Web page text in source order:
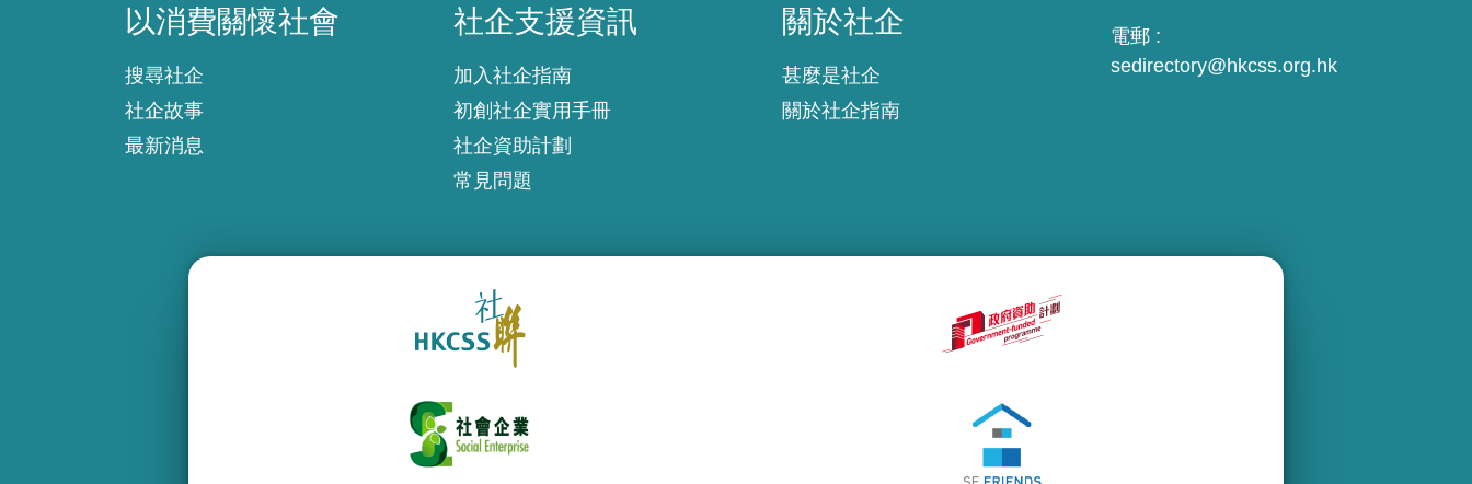
以消費關懷社會
搜尋社企
社企故事
最新消息
社企支援資訊
加入社企指南
初創社企實用手冊
社企資助計劃
常見問題
關於社企
甚麼是社企
關於社企指南
電郵 :
sedirectory@hkcss.org.hk